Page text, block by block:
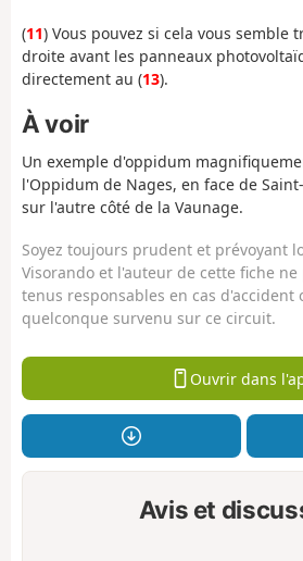
(11) Vous pouvez si cela vous semble
droite avant les panneaux
directement au (13).
À voir
Un exemple d'oppidum
l'Oppidum de Nages, en face de
sur l'autre côté de la Vaunage.
Soyez toujours prudent et prévoyant
Visorando et l'auteur de cette fiche
tenus responsables en cas d'accident
quelconque survenu sur ce circuit.
Ouvrir dans
Avis et